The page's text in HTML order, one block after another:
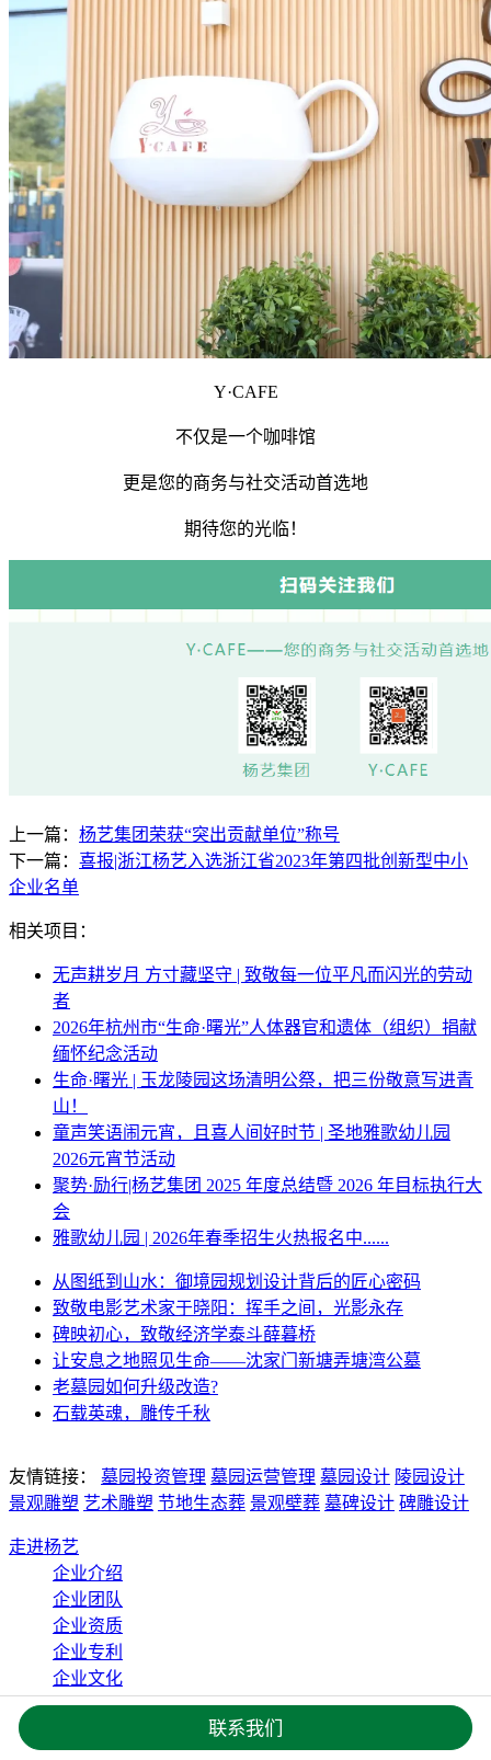
Y·CAFE
不仅是一个咖啡馆
更是您的商务与社交活动首选地
期待您的光临！
上一篇： 杨艺集团荣获“突出贡献单位”称号
下一篇： 喜报|浙江杨艺入选浙江省2023年第四批创新型中小
企业名单
相关项目：
无声耕岁月 方寸藏坚守 | 致敬每一位平凡而闪光的劳动
者
2026年杭州市“生命·曙光”人体器官和遗体（组织）捐献
缅怀纪念活动
生命·曙光 | 玉龙陵园这场清明公祭，把三份敬意写进青
山！
童声笑语闹元宵，且喜人间好时节 | 圣地雅歌幼儿园
2026元宵节活动
聚势·励行|杨艺集团 2025 年度总结暨 2026 年目标执行大
会
雅歌幼儿园 | 2026年春季招生火热报名中......
从图纸到山水：御境园规划设计背后的匠心密码
致敬电影艺术家于晓阳：挥手之间，光影永存
碑映初心，致敬经济学泰斗薛暮桥
让安息之地照见生命——沈家门新塘弄塘湾公墓
老墓园如何升级改造?
石载英魂，雕传千秋
友情链接： 墓园投资管理 墓园运营管理 墓园设计 陵园设计
景观雕塑 艺术雕塑 节地生态葬 景观壁葬 墓碑设计 碑雕设计
走进杨艺
企业介绍
企业团队
企业资质
企业专利
企业文化
服务项目
墓园投资管理
联系我们